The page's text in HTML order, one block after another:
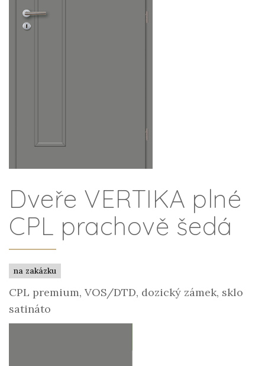
Dveře VERTIKA plné
CPL prachově šedá
na zakázku
CPL premium, VOS/DTD, dozický zámek, sklo
satináto